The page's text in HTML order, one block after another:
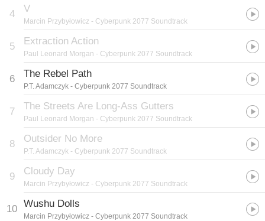
4 V
Marcin Przybyłowicz - Cyberpunk 2077 Soundtrack
5 Extraction Action
Paul Leonard Morgan - Cyberpunk 2077 Soundtrack
6 The Rebel Path
P.T. Adamczyk - Cyberpunk 2077 Soundtrack
7 The Streets Are Long-Ass Gutters
Paul Leonard Morgan - Cyberpunk 2077 Soundtrack
8 Outsider No More
P.T. Adamczyk - Cyberpunk 2077 Soundtrack
9 Cloudy Day
Marcin Przybyłowicz - Cyberpunk 2077 Soundtrack
10 Wushu Dolls
Marcin Przybyłowicz - Cyberpunk 2077 Soundtrack